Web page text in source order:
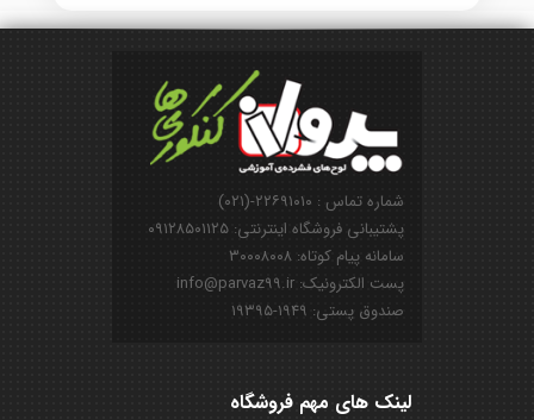
شماره تماس : ۲۲۶۹۱۰۱۰-(۰۲۱)
پشتیبانی فروشگاه اینترنتی: ۰۹۱۲۸۵۰۱۱۲۵
سامانه پیام کوتاه: ۳۰۰۰۸۰۰۸
پست الکترونیک: info@parvaz99.ir
صندوق پستی: ۱۹۴۹-۱۹۳۹۵
لینک های مهم فروشگاه